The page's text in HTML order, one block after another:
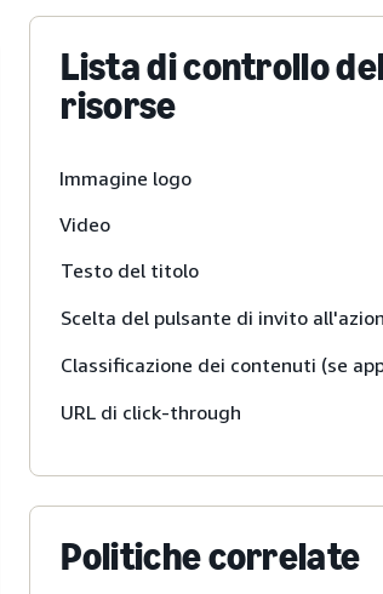
Lista di controllo
risorse
Immagine logo
Video
Testo del titolo
Scelta del pulsante di invito
Classificazione dei contenuti (se
URL di click-through
Politiche correlate